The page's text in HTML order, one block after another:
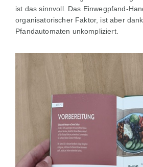
ist das sinnvoll. Das Einwegpfand-
organisatorischer Faktor, ist aber
Pfandautomaten unkompliziert.